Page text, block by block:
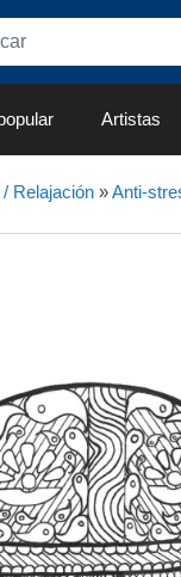
Artistas
Relajación»Anti-